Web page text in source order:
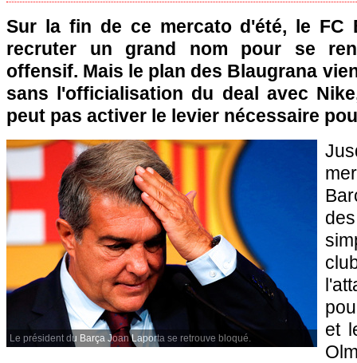
Sur la fin de ce mercato d'été, le FC
recruter un grand nom pour se
offensif. Mais le plan des Blaugrana
sans l'officialisation du deal avec
peut pas activer le levier nécessaire
Le président du Barça Joan Laporta se retrouve bloqué.
et